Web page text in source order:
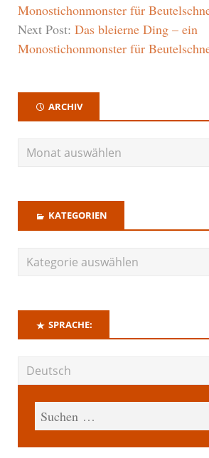
Monostichonmonster für
Next Post: Das bleierne Ding – ein
Monostichonmonster für
ARCHIV
KATEGORIEN
SPRACHE: